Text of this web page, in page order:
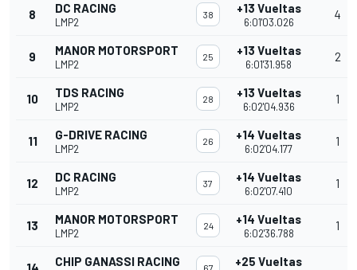
8 DC RACING
LMP2
38 +13 Vueltas
6:01'03.026
4
9 MANOR MOTORSPORT
LMP2
25 +13 Vueltas
6:01'31.958
2
10 TDS RACING
LMP2
28 +13 Vueltas
6:02'04.936
1
11 G-DRIVE RACING
LMP2
26 +14 Vueltas
6:02'04.177
1
12 DC RACING
LMP2
37 +14 Vueltas
6:02'07.410
1
13 MANOR MOTORSPORT
LMP2
24 +14 Vueltas
6:02'36.788
1
CHIP GANASSI RACING 67 +25 Vueltas